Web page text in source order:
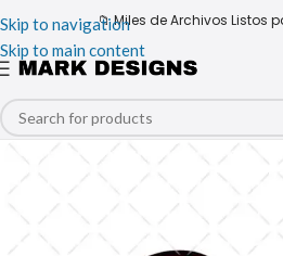
Skip to navigation
Skip to main content
📁 Miles de Archivos Listos